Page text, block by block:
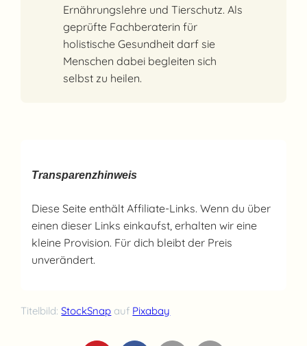
Ernährungslehre und Tierschutz. Als
geprüfte Fachberaterin für
holistische Gesundheit darf sie
Menschen dabei begleiten sich
selbst zu heilen.
Transparenzhinweis
Diese Seite enthält Affiliate-Links. Wenn du über
einen dieser Links einkaufst, erhalten wir eine
kleine Provision. Für dich bleibt der Preis
unverändert.
Titelbild:StockSnap auf Pixabay